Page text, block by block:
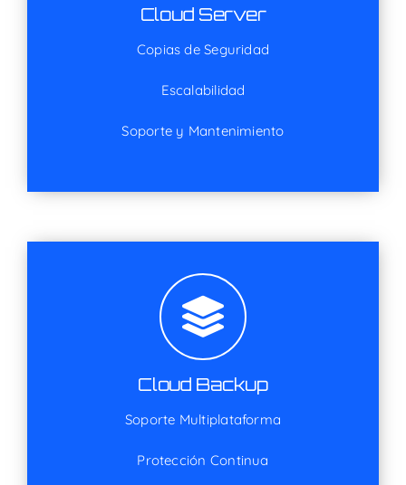
Cloud Server
Copias de Seguridad
Escalabilidad
Soporte y Mantenimiento
Cloud Backup
Soporte Multiplataforma
Protección Continua